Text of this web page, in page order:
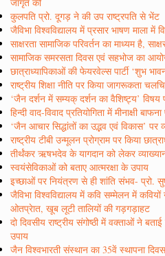
कुलपति प्रो. दूगड़ ने की उप राष्ट्रपति से भेंट
जैविभा विश्वविद्यालय में प्रसार भाषण माला में
साक्षरता सामाजिक परिवर्तन का माध्यम है,
सामाजिक समरसता दिवस एवं सहभोज का
छात्राध्यापिकाओं की फेयरवेल्स पार्टी ‘शुभ
राष्ट्रीय शिक्षा नीति पर किया जागरूकता
‘जैन दर्शन में सम्यक् दर्शन का वैशिष्ट्य’
हिन्दी वाद-विवाद प्रतियोगिता में मीनाक्षी
‘जैन आचार सिद्धांतों का उद्भव एवं विकास’ पर
राष्ट्रीय टीबी उन्मूलन प्रोग्राम पर किया
तीर्थंकर ऋषभदेव के यागदान को लेकर
स्वयंसेविकाओं को बताए आत्मरक्षा के उपाय
इच्छाओं पर नियंत्रण से ही शांति संभव- प्रो.
जैविभा विश्वविद्यालय में कवि सम्मेलन में
ओतप्रेात, खूब लूटी तालियों की गड़गड़ाहट
दो दिवसीय राष्ट्रीय संगोष्ठी में वक्ताओं ने
उपाय
जैन विश्वभारती संस्थान का 35वें स्थापना